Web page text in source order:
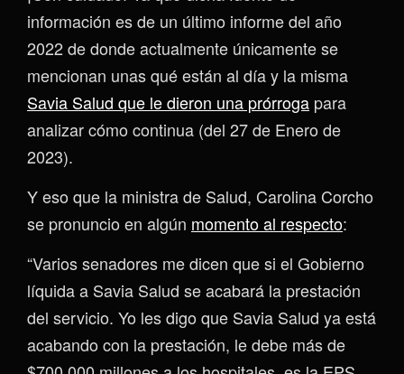
información es de un último informe del año
2022 de donde actualmente únicamente se
mencionan unas qué están al día y la misma
Savia Salud que le dieron una prórroga para
analizar cómo continua (del 27 de Enero de
2023).
Y eso que la ministra de Salud, Carolina Corcho
se pronuncio en algún momento al respecto:
“Varios senadores me dicen que si el Gobierno
líquida a Savia Salud se acabará la prestación
del servicio. Yo les digo que Savia Salud ya está
acabando con la prestación, le debe más de